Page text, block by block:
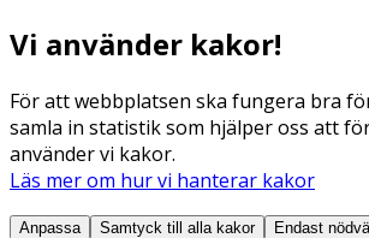
Vi använder kakor!
För att webbplatsen ska fungera bra
samla in statistik som hjälper oss att
använder vi kakor.
Läs mer om hur vi hanterar kakor
Anpassa Samtyck till alla kakor
Endast